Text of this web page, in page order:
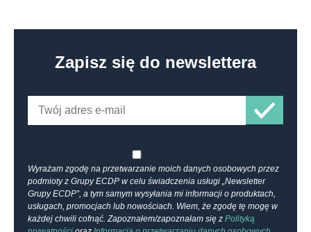
Zapisz się do newslettera
Wyrażam zgodę na przetwarzanie moich danych osobowych przez
podmioty z Grupy ECDP w celu świadczenia usługi „Newsletter
Grupy ECDP”, a tym samym wysyłania mi informacji o produktach,
usługach, promocjach lub nowościach. Wiem, że zgodę tę mogę w
każdej chwili cofnąć. Zapoznałem/zapoznałam się z Polityką